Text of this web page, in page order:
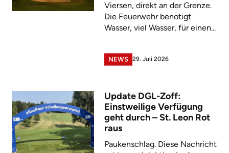
Viersen, direkt an der Grenze.
Die Feuerwehr benötigt
Wasser, viel Wasser, für einen...
NEWS 29. Juli 2026
Update DGL-Zoff:
Einstweilige Verfügung
geht durch – St. Leon Rot
raus
Paukenschlag. Diese Nachricht